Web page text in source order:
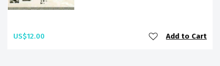
US$12.00 Add to Cart